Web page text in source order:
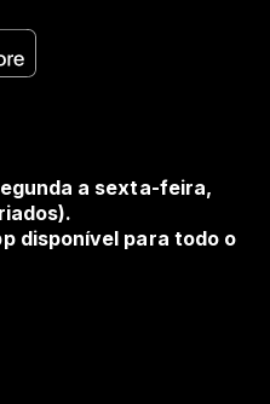
a sexta-feira,
disponível para todo o